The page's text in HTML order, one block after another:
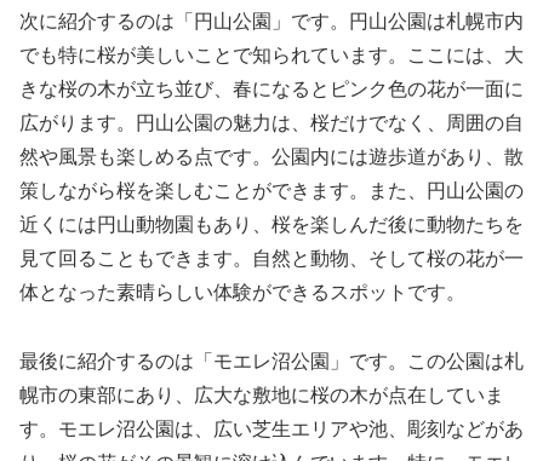
次に紹介するのは「円山公園」です。円山公園は札幌市内
でも特に桜が美しいことで知られています。ここには、大
きな桜の木が立ち並び、春になるとピンク色の花が一面に
広がります。円山公園の魅力は、桜だけでなく、周囲の自
然や風景も楽しめる点です。公園内には遊歩道があり、散
策しながら桜を楽しむことができます。また、円山公園の
近くには円山動物園もあり、桜を楽しんだ後に動物たちを
見て回ることもできます。自然と動物、そして桜の花が一
体となった素晴らしい体験ができるスポットです。
最後に紹介するのは「モエレ沼公園」です。この公園は札
幌市の東部にあり、広大な敷地に桜の木が点在していま
す。モエレ沼公園は、広い芝生エリアや池、彫刻などがあ